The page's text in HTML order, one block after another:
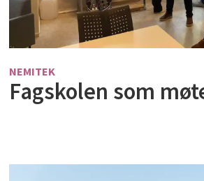
NEMITEK
Fagskolen som